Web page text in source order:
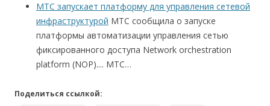
МТС запускает платформу для управления сетевой
инфраструктурой МТС сообщила о запуске
платформы автоматизации управления сетью
фиксированного доступа Network orchestration
platform (NOP).... МТС…
Поделиться ссылкой: